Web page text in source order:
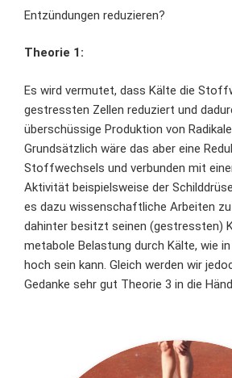
Entzündungen reduzieren?
Theorie 1:
Es wird vermutet, dass Kälte die
gestressten Zellen reduziert und
überschüssige Produktion von
Grundsätzlich wäre das aber eine
Stoffwechsels und verbunden mit
Aktivität beispielsweise der
es dazu wissenschaftliche Arbeiten
dahinter besitzt seinen (gestressten)
metabole Belastung durch Kälte, wie
hoch sein kann. Gleich werden wir
Gedanke sehr gut Theorie 3 in die